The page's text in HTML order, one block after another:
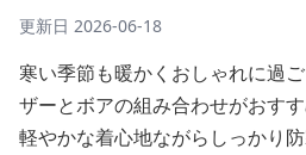
更新日 2026-06-18
寒い季節も暖かくおしゃれに過
ザーとボアの組み合わせがおすす
軽やかな着心地ながらしっかり